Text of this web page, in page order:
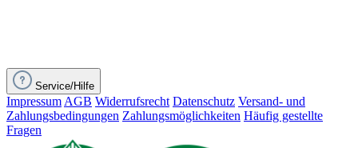
Service/Hilfe
Impressum AGB Widerrufsrecht Datenschutz Versand- und
Zahlungsbedingungen Zahlungsmöglichkeiten Häufig gestellte
Fragen